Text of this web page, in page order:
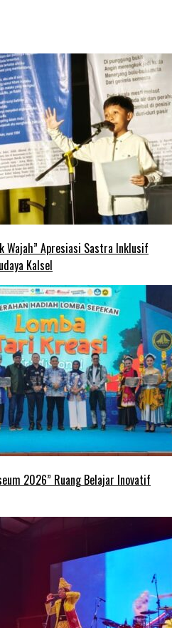
Wajah” Apresiasi Sastra Inklusif
Kalsel
2026” Ruang Belajar Inovatif